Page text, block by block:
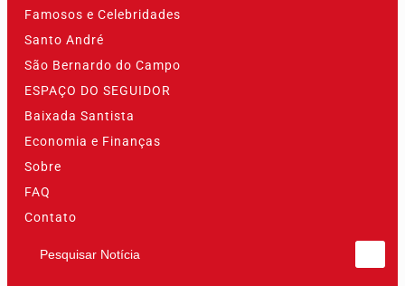
Famosos e Celebridades
Santo André
São Bernardo do Campo
ESPAÇO DO SEGUIDOR
Baixada Santista
Economia e Finanças
Sobre
FAQ
Contato
Pesquisar Notícia